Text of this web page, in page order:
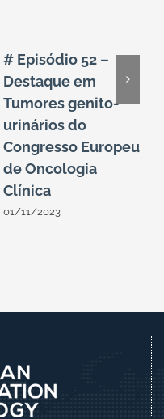
# Episódio 52 –
Destaque em
Tumores genito-
urinários do
Congresso Europeu
de Oncologia
Clínica
01/11/2023